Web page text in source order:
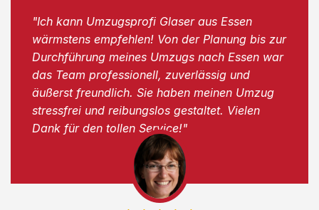
"Ich kann Umzugsprofi Glaser aus Essen
wärmstens empfehlen! Von der Planung bis zur
Durchführung meines Umzugs nach Essen war
das Team professionell, zuverlässig und
äußerst freundlich. Sie haben meinen Umzug
stressfrei und reibungslos gestaltet. Vielen
Dank für den tollen Service!"